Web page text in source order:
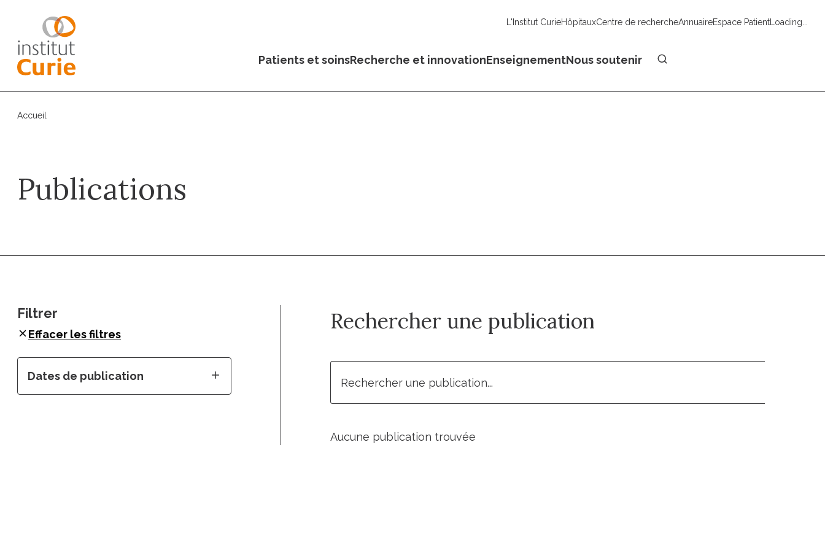
L'Institut CurieHôpitauxCentre de rechercheAnnuaireEspace PatientLoading...
Patients et soinsRecherche et innovationEnseignementNous soutenir
Accueil
Publications
Filtrer
Effacer les filtres
Dates de publication
Rechercher une publication
Aucune publication trouvée